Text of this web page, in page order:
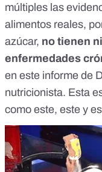
múltiples las
alimentos reales,
azúcar, no tienen
enfermedades
en este informe de
nutricionista. Esta
como este, este y